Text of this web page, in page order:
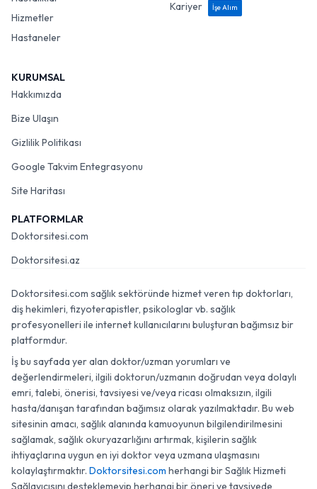
Hizmetler
Hastaneler
Kariyer
İşe Alım
KURUMSAL
Hakkımızda
Bize Ulaşın
Gizlilik Politikası
Google Takvim Entegrasyonu
Site Haritası
PLATFORMLAR
Doktorsitesi.com
Doktorsitesi.az
Doktorsitesi.com sağlık sektöründe hizmet veren tıp doktorları,
diş hekimleri, fizyoterapistler, psikologlar vb. sağlık
profesyonelleri ile internet kullanıcılarını buluşturan bağımsız bir
platformdur.
İş bu sayfada yer alan doktor/uzman yorumları ve
değerlendirmeleri, ilgili doktorun/uzmanın doğrudan veya dolaylı
emri, talebi, önerisi, tavsiyesi ve/veya ricası olmaksızın, ilgili
hasta/danışan tarafından bağımsız olarak yazılmaktadır. Bu web
sitesinin amacı, sağlık alanında kamuoyunun bilgilendirilmesini
sağlamak, sağlık okuryazarlığını artırmak, kişilerin sağlık
ihtiyaçlarına uygun en iyi doktor veya uzmana ulaşmasını
kolaylaştırmaktır. Doktorsitesi.com herhangi bir Sağlık Hizmeti
Sağlayıcısını desteklemeyip herhangi bir öneri ve tavsiyede